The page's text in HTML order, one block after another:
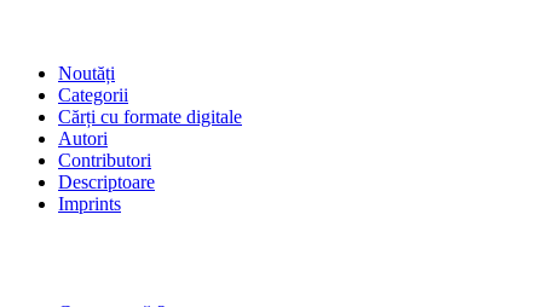
Noutăți
Categorii
Cărți cu formate digitale
Autori
Contributori
Descriptoare
Imprints